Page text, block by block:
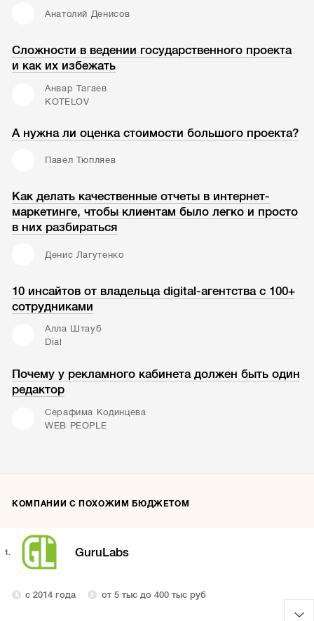
Анатолий Денисов
Сложности в ведении государственного проекта
и как их избежать
Анвар Тагаев
KOTELOV
А нужна ли оценка стоимости большого проекта?
Павел Тюпляев
Как делать качественные отчеты в интернет-
маркетинге, чтобы клиентам было легко и просто
в них разбираться
Денис Лагутенко
10 инсайтов от владельца digital-агентства с 100+
сотрудниками
Алла Штауб
Dial
Почему у рекламного кабинета должен быть один
редактор
Серафима Кодинцева
WEB PEOPLE
КОМПАНИИ С ПОХОЖИМ БЮДЖЕТОМ
1. GuruLabs
с 2014 года от 5 тыс до 400 тыс руб